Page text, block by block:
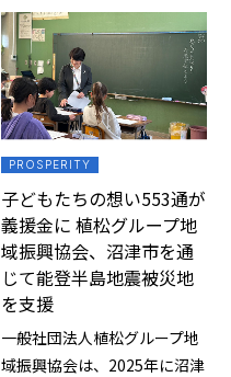
PROSPERITY
子どもたちの想い553通が
義援金に 植松グループ地
域振興協会、沼津市を通
じて能登半島地震被災地
を支援
一般社団法人植松グループ地
域振興協会は、2025年に沼津